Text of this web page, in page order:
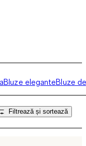
Bluze eleganteBluze de
Filtrează și sortează